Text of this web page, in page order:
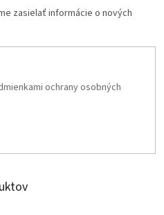
zasielať informácie o nových
ochrany osobných